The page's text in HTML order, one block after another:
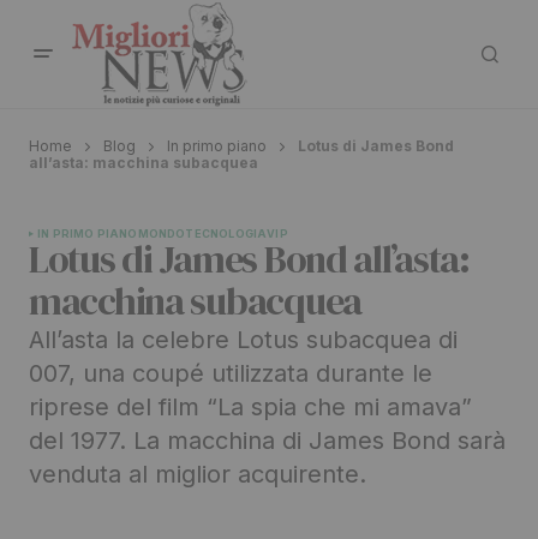
Home Blog In primo piano
Lotus di James Bond
all’asta: macchina subacquea
IN PRIMO PIANO MONDOTECNOLOGIAVIP
Lotus di James Bond all’asta:
macchina subacquea
All’asta la celebre Lotus subacquea di
007, una coupé utilizzata durante le
riprese del film “La spia che mi amava”
del 1977. La macchina di James Bond sarà
venduta al miglior acquirente.